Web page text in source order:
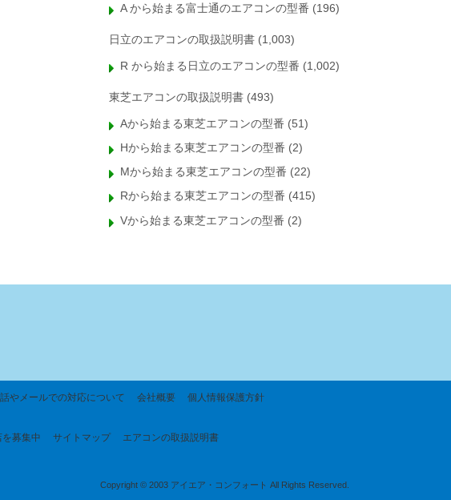
A から始まる富士通のエアコンの型番 (196)
日立のエアコンの取扱説明書 (1,003)
R から始まる日立のエアコンの型番 (1,002)
東芝エアコンの取扱説明書 (493)
Aから始まる東芝エアコンの型番 (51)
Hから始まる東芝エアコンの型番 (2)
Mから始まる東芝エアコンの型番 (22)
Rから始まる東芝エアコンの型番 (415)
Vから始まる東芝エアコンの型番 (2)
やメールでの対応について 会社概要 個人情報保護方針
募集中 サイトマップ エアコンの取扱説明書
Copyright © 2003 アイエア・コンフォート All Rights Reserved.